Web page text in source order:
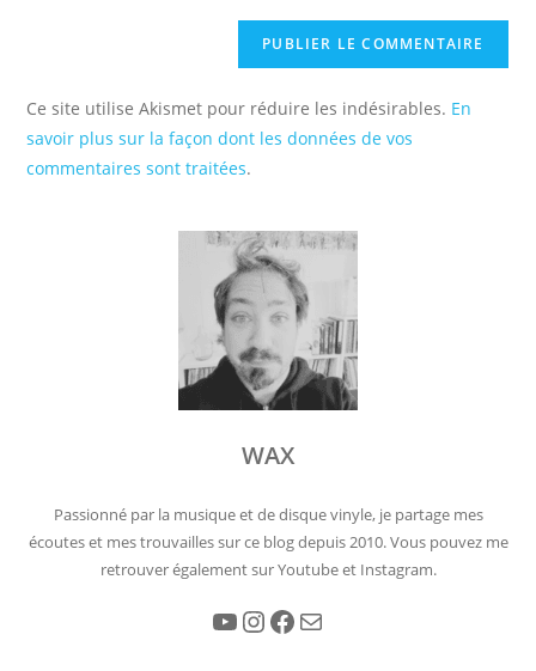
Ce site utilise Akismet pour réduire les indésirables. En
savoir plus sur la façon dont les données de vos
commentaires sont traitées.
WAX
Passionné par la musique et de disque vinyle, je partage mes
écoutes et mes trouvailles sur ce blog depuis 2010. Vous pouvez me
retrouver également sur Youtube et Instagram.
YouTube Instagram Facebook